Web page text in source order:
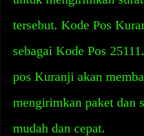
tersebut. Kode Pos
sebagai Kode Pos
pos Kuranji akan
mengirimkan paket dan
mudah dan cepat.